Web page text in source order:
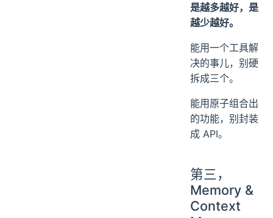
是越多越好，是
越少越好。
能用一个工具解
决的事儿，别硬
拆成三个。
能用原子组合出
的功能，别封装
成 API。
第三，
Memory &
Context